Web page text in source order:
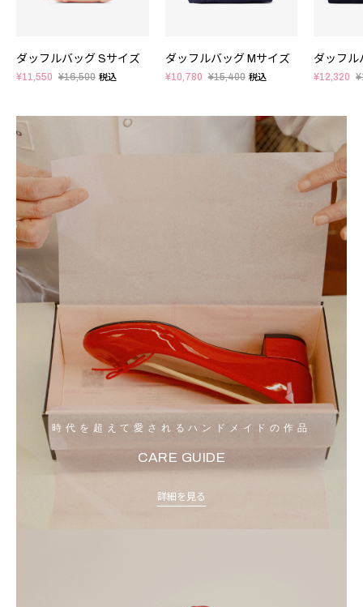
ダッフルバッグ Sサイズ
¥11,550 ¥16,500 税込
ダッフルバッグ Mサイズ
¥10,780 ¥15,400 税込
ダッフル
¥12,320
時代を超えて愛されるハンドメイドの作品
CARE GUIDE
詳細を見る